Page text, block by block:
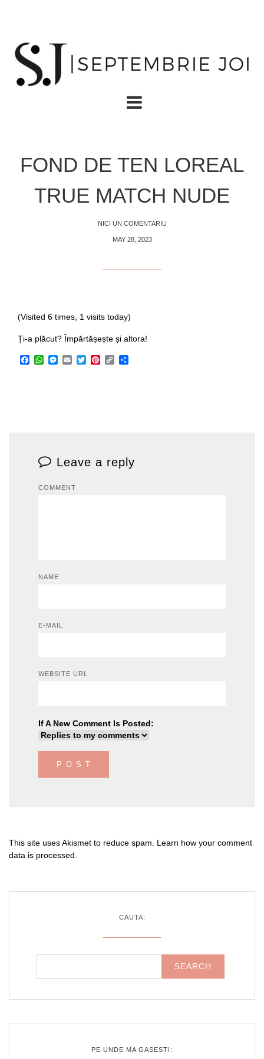
FOND DE TEN LOREAL
TRUE MATCH NUDE
NICI UN COMENTARIU
MAY 28, 2023
(Visited 6 times, 1 visits today)
Ți-a plăcut? Împărtășește și altora!
Facebook
WhatsApp
Messenger
EmailTwitterPinterest
Copy
Leave a reply
COMMENT
NAME
E-MAIL
WEBSITE URL
If A New Comment Is Posted:
This site uses Akismet to reduce spam. Learn how your comment
data is processed
CAUTA:
PE UNDE MA GASESTI: